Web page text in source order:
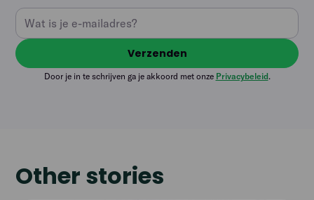
Door je in te schrijven ga je akkoord met onze Privacybeleid.
Other stories